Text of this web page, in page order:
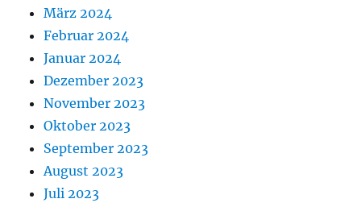
März 2024
Februar 2024
Januar 2024
Dezember 2023
November 2023
Oktober 2023
September 2023
August 2023
Juli 2023